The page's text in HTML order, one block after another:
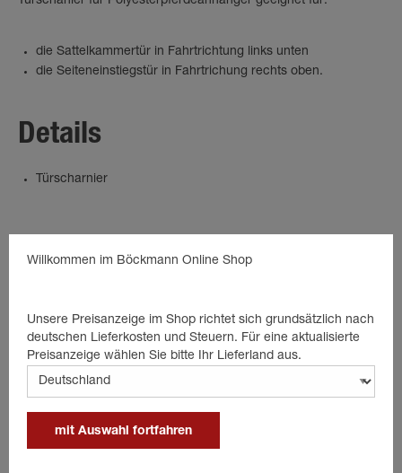
die Sattelkammertür in Fahrtrichtung links unten
die Seiteneinstiegstür in Fahrtrichung rechts oben.
Details
Türscharnier
Passende Produkte
Willkommen im Böckmann Online Shop
Unsere Preisanzeige im Shop richtet sich grundsätzlich nach
deutschen Lieferkosten und Steuern. Für eine aktualisierte
Preisanzeige wählen Sie bitte Ihr Lieferland aus.
mit Auswahl fortfahren